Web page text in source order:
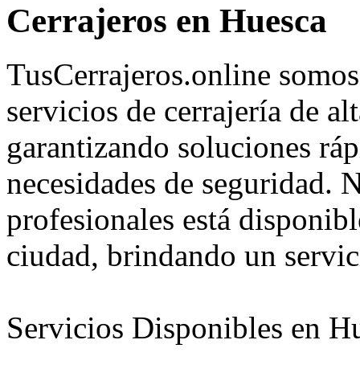
Cerrajeros en Huesca
TusCerrajeros.online
servicios de cerrajería de
garantizando soluciones
necesidades de seguridad.
profesionales está
ciudad, brindando un
Servicios Disponibles en